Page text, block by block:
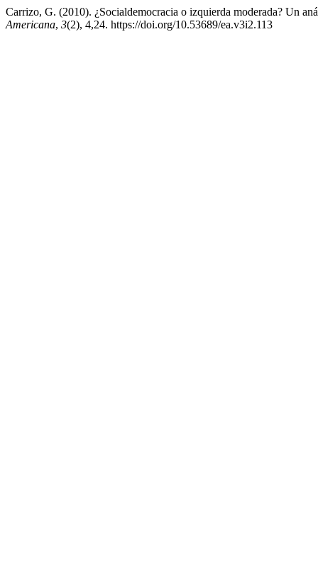
Carrizo, G. (2010). ¿Socialdemocracia o izquierda moderada? Un
Americana, 3(2), 4,24. https://doi.org/10.53689/ea.v3i2.113